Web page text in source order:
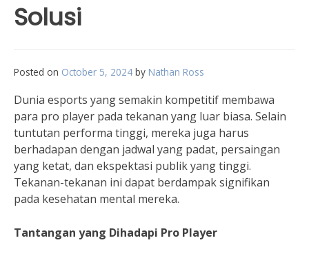
Solusi
Posted on October 5, 2024 by Nathan Ross
Dunia esports yang semakin kompetitif membawa
para pro player pada tekanan yang luar biasa. Selain
tuntutan performa tinggi, mereka juga harus
berhadapan dengan jadwal yang padat, persaingan
yang ketat, dan ekspektasi publik yang tinggi.
Tekanan-tekanan ini dapat berdampak signifikan
pada kesehatan mental mereka.
Tantangan yang Dihadapi Pro Player